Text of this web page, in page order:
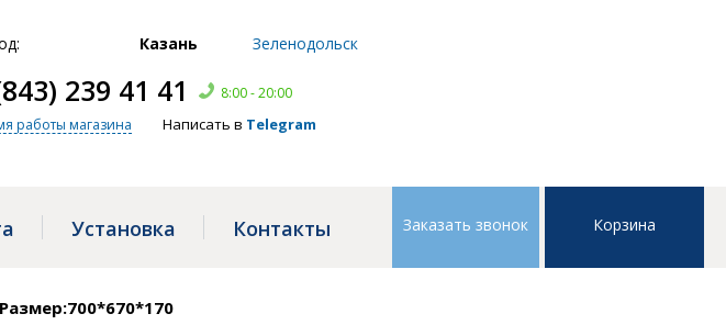
Казань Зеленодольск
239 41 41
8:00 - 20:00
работы магазина
Написать в Telegram
Установка Контакты Заказать звонок Корзина